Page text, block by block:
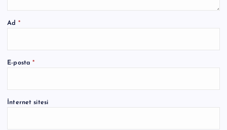
Ad *
E-posta*
İnternet sitesi
A
e